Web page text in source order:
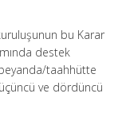
bu Karar
destek
beyanda/taahhütte
ve dördüncü